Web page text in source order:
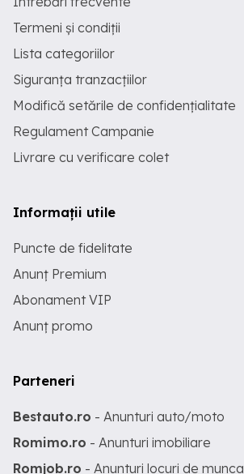
Termeni și condiții
Lista categoriilor
Siguranța tranzacțiilor
Modifică setările de confidențialitate
Regulament Campanie
Livrare cu verificare colet
Informații utile
Puncte de fidelitate
Anunț Premium
Abonament VIP
Anunț promo
Parteneri
Bestauto.ro - Anunturi auto/moto
Romimo.ro - Anunturi imobiliare
Romjob.ro - Anunturi locuri de munca